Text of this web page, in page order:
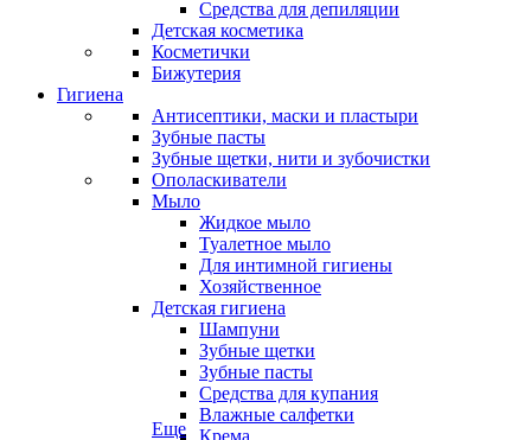
Средства для депиляции
Детская косметика
Косметички
Бижутерия
Гигиена
Антисептики, маски и пластыри
Зубные пасты
Зубные щетки, нити и зубочистки
Ополаскиватели
Мыло
Жидкое мыло
Туалетное мыло
Для интимной гигиены
Хозяйственное
Детская гигиена
Шампуни
Зубные щетки
Зубные пасты
Средства для купания
Влажные салфетки
Крема
Еще